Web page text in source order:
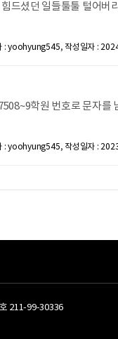
드셨던 일들툴툴 털어버
: yoohyung545, 작성일자 :
학원 번호로 문자를
: yoohyung545, 작성일자 :
211-99-30336